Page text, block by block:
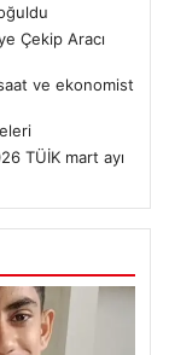
Çekip Aracı
ve ekonomist
TÜİK mart ayı